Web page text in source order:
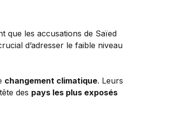
que les accusations de Saïed
d’adresser le faible niveau
changement climatique. Leurs
des pays les plus exposés